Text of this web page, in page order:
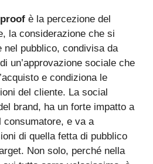
è la percezione del
la considerazione che si
nel pubblico, condivisa da
un’approvazione sociale che
e condiziona le
del cliente. La social
brand, ha un forte impatto a
e va a
di quella fetta di pubblico
Non solo, perché nella